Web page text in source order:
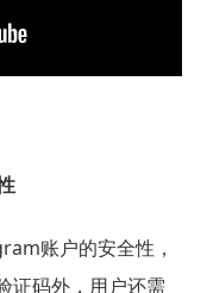
账户的安全性，
证码外，用户还需